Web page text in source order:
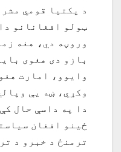
د پکتیا قومي
ټولو افغانانو
وروڼه دي، هغه
بازو دی هغوی
وایوو، امارت
وکړي، ښه یې
دا په داسې حال
ځينو افغان
ترمنځ د خبرو د